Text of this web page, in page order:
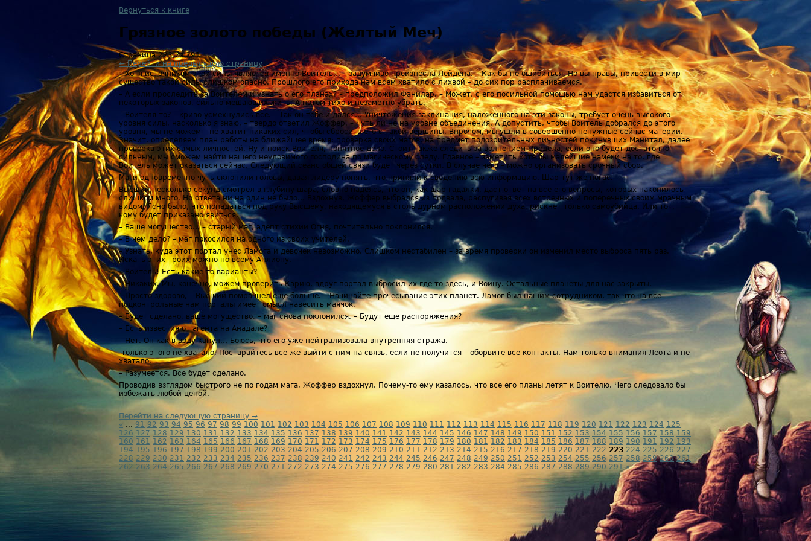
Вернуться к книге
Грязное золото победы (Желтый Меч)
Страница 223 из 291
← Перейти на предыдущую страницу
– Хотя источником этой силы является именно Воитель… – задумчиво произнесла Лейдена. – Как бы не ошибиться. Но вы правы, привести в мир
существо такой силы слишком опасно. Прошлого его прихода нам всем хватило с лихвой – до сих пор расплачиваемся.
– А если проследить за Воителем и узнать о его планах? – предположил Фанилар. – Может, с его посильной помощью нам удастся избавиться от
некоторых законов, сильно мешающих жить. А потом тихо и незаметно убрать.
– Воителя-то? – криво усмехнулись все. – Так он тебе и дался… Уничтожения заклинания, наложенного на эти законы, требует очень высокого
уровня силы, насколько я знаю, – твердо ответил Жоффер. – Чуть ли не на уровне объединения. А допустить, чтобы Воитель добрался до этого
уровня, мы не можем – не хватит никаких сил, чтобы сбросить его с такой вершины. Впрочем, мы ушли в совершенно ненужные сейчас материи.
Значит, определяем план работы на ближайшее время: проверка своих магов, на предмет подозрительных личностей покинувших Манитал, далее
проверка этих самых личностей. Ну и поиск Воителя, понятное дело. Стоит также следить за волнением Предела, если оно будет достаточно
сильным, мы сможем найти нашего неуловимого господина по магическому следу. Главное – заметить хотя бы малейшие намеки на то, где
Воитель может оказаться сейчас. Следующий сеанс общей связи будет через сутки. В случае чего – можно организовать срочный сбор.
Маги одновременно чуть склонили головы, давая лидеру понять, что приняли к сведению всю информацию. Шар тут же погас.
Высший несколько секунд смотрел в глубину шара, словно надеясь, что он, как шар гадалки, даст ответ на все его вопросы, которых накопилось
слишком много. Но ответа ни на один не было… Вздохнув, Жоффер выбрался из подвала, распугивая всех встречных и поперечных своим мрачным
видом. Ясно было, что попадаться под руку Высшему, находящемуся в столь дурном расположении духа, рискнет только самоубийца. Или тот,
кому будет приказано явиться.
– Ваше могущество… – старый маг, адепт стихии Огня, почтительно поклонился.
– В чем дело? – маг покосился на одного из своих учителей.
– Узнать, куда этот портал унес Ламога и девочек невозможно. Слишком нестабилен – за время проверки он изменил место выброса пять раз.
Искать этих троих можно по всему Анлиону.
– Воитель! Есть какие-то варианты?
– Никаких. Мы, конечно, можем проверить Карию, вдруг портал выбросил их где-то здесь, и Воину. Остальные планеты для нас закрыты.
– Просто здорово, – Высший помрачнел еще больше. – Начинайте прочесывание этих планет. Ламог был нашим сотрудником, так что на все
подконтрольные нам порталы имеет смысл навесить маячок.
– Будет сделано, ваше могущество, – маг снова поклонился. – Будут еще распоряжения?
– Есть известия от агента на Анадале?
– Нет. Он как в воду канул… Боюсь, что его уже нейтрализовала внутренняя стража.
-только этого не хватало. Постарайтесь все же выйти с ним на связь, если не получится – оборвите все контакты. Нам только внимания Леота и не
хватало.
– Разумеется. Все будет сделано.
Проводив взглядом быстрого не по годам мага, Жоффер вздохнул. Почему-то ему казалось, что все его планы летят к Воителю. Чего следовало бы
избежать любой ценой.
Перейти на следующую страницу →
« ... 91 92 93 94 95 96 97 98 99 100 101 102 103 104 105 106 107 108 109 110 111 112 113 114 115 116 117 118 119 120 121 122 123 124 125
126 127 128 129 130 131 132 133 134 135 136 137 138 139 140 141 142 143 144 145 146 147 148 149 150 151 152 153 154 155 156 157 158 159
160 161 162 163 164 165 166 167 168 169 170 171 172 173 174 175 176 177 178 179 180 181 182 183 184 185 186 187 188 189 190 191 192 193
194 195 196 197 198 199 200 201 202 203 204 205 206 207 208 209 210 211 212 213 214 215 216 217 218 219 220 221 222 223 224 225 226 227
228 229 230 231 232 233 234 235 236 237 238 239 240 241 242 243 244 245 246 247 248 249 250 251 252 253 254 255 256 257 258 259 260 261
262 263 264 265 266 267 268 269 270 271 272 273 274 275 276 277 278 279 280 281 282 283 284 285 286 287 288 289 290 291 »